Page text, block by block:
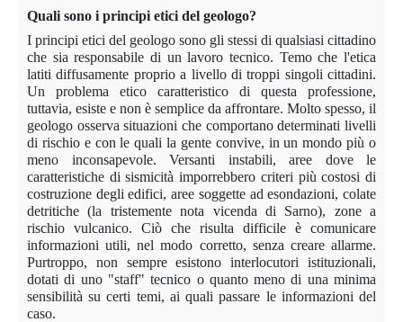
Quali sono i principi etici del geologo?
I principi etici del geologo sono gli stessi di qualsiasi cittadino
che sia responsabile di un lavoro tecnico. Temo che l'etica
latiti diffusamente proprio a livello di troppi singoli cittadini.
Un problema etico caratteristico di questa professione,
tuttavia, esiste e non è semplice da affrontare. Molto spesso, il
geologo osserva situazioni che comportano determinati livelli
di rischio e con le quali la gente convive, in un mondo più o
meno inconsapevole. Versanti instabili, aree dove le
caratteristiche di sismicità imporrebbero criteri più costosi di
costruzione degli edifici, aree soggette ad esondazioni, colate
detritiche (la tristemente nota vicenda di Sarno), zone a
rischio vulcanico. Ciò che risulta difficile è comunicare
informazioni utili, nel modo corretto, senza creare allarme.
Purtroppo, non sempre esistono interlocutori istituzionali,
dotati di uno "staff" tecnico o quanto meno di una minima
sensibilità su certi temi, ai quali passare le informazioni del
caso.